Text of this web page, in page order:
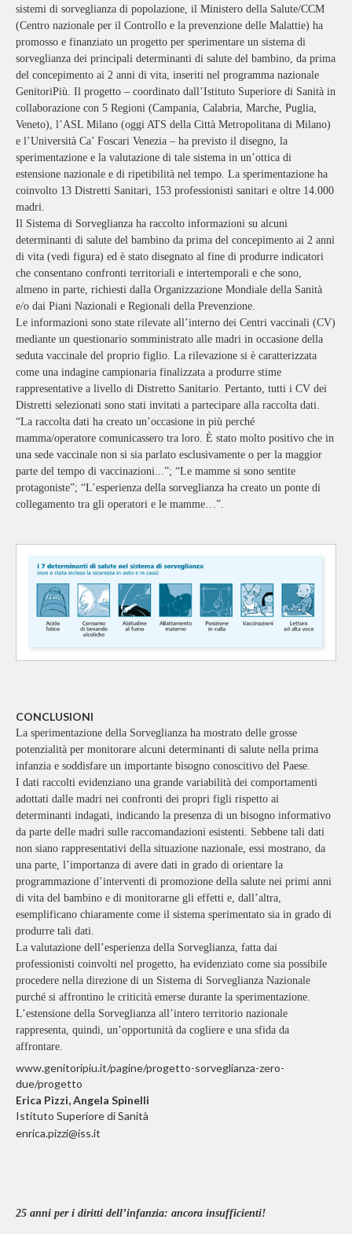
sistemi di sorveglianza di popolazione, il Ministero della Salute/CCM
(Centro nazionale per il Controllo e la prevenzione delle Malattie) ha
promosso e finanziato un progetto per sperimentare un sistema di
sorveglianza dei principali determinanti di salute del bambino, da prima
del concepimento ai 2 anni di vita, inseriti nel programma nazionale
GenitoriPiù. Il progetto – coordinato dall’Istituto Superiore di Sanità in
collaborazione con 5 Regioni (Campania, Calabria, Marche, Puglia,
Veneto), l’ASL Milano (oggi ATS della Città Metropolitana di Milano)
e l’Università Ca’ Foscari Venezia – ha previsto il disegno, la
sperimentazione e la valutazione di tale sistema in un’ottica di
estensione nazionale e di ripetibilità nel tempo. La sperimentazione ha
coinvolto 13 Distretti Sanitari, 153 professionisti sanitari e oltre 14.000
madri.
Il Sistema di Sorveglianza ha raccolto informazioni su alcuni
determinanti di salute del bambino da prima del concepimento ai 2 anni
di vita (vedi figura) ed è stato disegnato al fine di produrre indicatori
che consentano confronti territoriali e intertemporali e che sono,
almeno in parte, richiesti dalla Organizzazione Mondiale della Sanità
e/o dai Piani Nazionali e Regionali della Prevenzione.
Le informazioni sono state rilevate all’interno dei Centri vaccinali (CV)
mediante un questionario somministrato alle madri in occasione della
seduta vaccinale del proprio figlio. La rilevazione si è caratterizzata
come una indagine campionaria finalizzata a produrre stime
rappresentative a livello di Distretto Sanitario. Pertanto, tutti i CV dei
Distretti selezionati sono stati invitati a partecipare alla raccolta dati.
“La raccolta dati ha creato un’occasione in più perché
mamma/operatore comunicassero tra loro. È stato molto positivo che in
una sede vaccinale non si sia parlato esclusivamente o per la maggior
parte del tempo di vaccinazioni...”; “Le mamme si sono sentite
protagoniste”; “L’esperienza della sorveglianza ha creato un ponte di
collegamento tra gli operatori e le mamme…”.
CONCLUSIONI
La sperimentazione della Sorveglianza ha mostrato delle grosse
potenzialità per monitorare alcuni determinanti di salute nella prima
infanzia e soddisfare un importante bisogno conoscitivo del Paese.
I dati raccolti evidenziano una grande variabilità dei comportamenti
adottati dalle madri nei confronti dei propri figli rispetto ai
determinanti indagati, indicando la presenza di un bisogno informativo
da parte delle madri sulle raccomandazioni esistenti. Sebbene tali dati
non siano rappresentativi della situazione nazionale, essi mostrano, da
una parte, l’importanza di avere dati in grado di orientare la
programmazione d’interventi di promozione della salute nei primi anni
di vita del bambino e di monitorarne gli effetti e, dall’altra,
esemplificano chiaramente come il sistema sperimentato sia in grado di
produrre tali dati.
La valutazione dell’esperienza della Sorveglianza, fatta dai
professionisti coinvolti nel progetto, ha evidenziato come sia possibile
procedere nella direzione di un Sistema di Sorveglianza Nazionale
purché si affrontino le criticità emerse durante la sperimentazione.
L’estensione della Sorveglianza all’intero territorio nazionale
rappresenta, quindi, un’opportunità da cogliere e una sfida da
affrontare.
www.genitoripiu.it/pagine/progetto-sorveglianza-zero-
due/progetto
Erica Pizzi, Angela Spinelli
Istituto Superiore di Sanità
enrica.pizzi@iss.it
25 anni per i diritti dell’infanzia: ancora insufficienti!